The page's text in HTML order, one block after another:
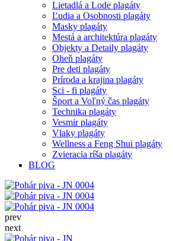
Lietadlá a Lode plagáty
Ľudia a Osobnosti plagáty
Masky plagáty
Mestá a architektúra plagáty
Objekty a Detaily plagáty
Oheň plagáty
Pre deti plagáty
Príroda a krajina plagáty
Sci - fi plagáty
Šport a Voľný čas plagáty
Technika plagáty
Vesmir plagáty
Vlaky plagáty
Wellness a Feng Shui plagáty
Zvieracia ríša plagáty
BLOG
prev
next